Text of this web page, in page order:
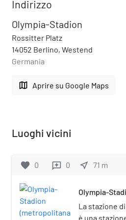
Indirizzo
Olympia-Stadion
Rossitter Platz
14052 Berlino, Westend
Germania
map Aprire su Google Maps
Luoghi vicini
favorite 0 reviews 0 near_me 71 m
Olympia-
La stazione
è una